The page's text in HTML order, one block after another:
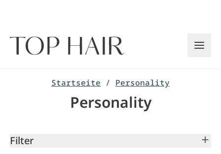
Startseite / Personality
Personality
Filter